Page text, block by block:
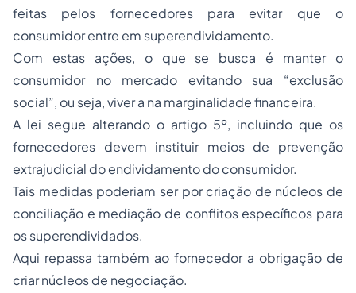
feitas pelos fornecedores para evitar que o
consumidor entre em superendividamento.
Com estas ações, o que se busca é manter o
consumidor no mercado evitando sua “exclusão
social”, ou seja, viver a na marginalidade financeira.
A lei segue alterando o artigo 5º, incluindo que os
fornecedores devem instituir meios de prevenção
extrajudicial do endividamento do consumidor.
Tais medidas poderiam ser por criação de núcleos de
conciliação e mediação de conflitos específicos para
os superendividados.
Aqui repassa também ao fornecedor a obrigação de
criar núcleos de negociação.